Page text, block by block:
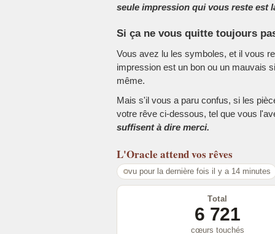
seule impression qui vous reste est
Si ça ne vous quitte toujours
Vous avez lu les symboles, et il vous
impression est un bon ou un mauvais
même.
Mais s'il vous a paru confus, si les
votre rêve ci-dessous, tel que vous
suffisent à dire merci.
L'Oracle attend vos rêves
vu pour la dernière fois il y a 14 minutes
Total
6 721
cœurs touchés